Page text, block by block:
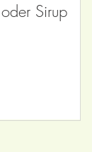
Sirup